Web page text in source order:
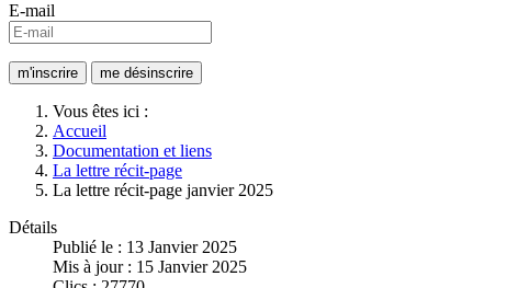
E-mail
Vous êtes ici :
Accueil
Documentation et liens
La lettre récit-page
La lettre récit-page janvier 2025
Détails
Publié le : 13 Janvier 2025
Mis à jour : 15 Janvier 2025